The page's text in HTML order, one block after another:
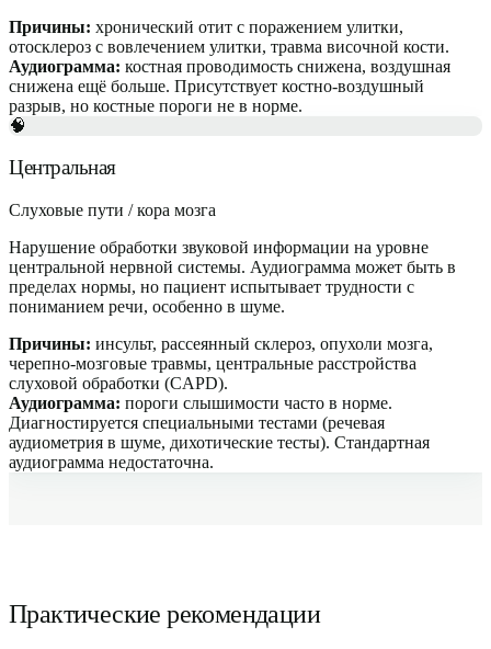
Причины: хронический отит с поражением улитки,
отосклероз с вовлечением улитки, травма височной кости.
Аудиограмма: костная проводимость снижена, воздушная
снижена ещё больше. Присутствует костно-воздушный
разрыв, но костные пороги не в норме.
🧠
Центральная
Слуховые пути / кора мозга
Нарушение обработки звуковой информации на уровне
центральной нервной системы. Аудиограмма может быть в
пределах нормы, но пациент испытывает трудности с
пониманием речи, особенно в шуме.
Причины: инсульт, рассеянный склероз, опухоли мозга,
черепно-мозговые травмы, центральные расстройства
слуховой обработки (CAPD).
Аудиограмма: пороги слышимости часто в норме.
Диагностируется специальными тестами (речевая
аудиометрия в шуме, дихотические тесты). Стандартная
аудиограмма недостаточна.
Практические рекомендации